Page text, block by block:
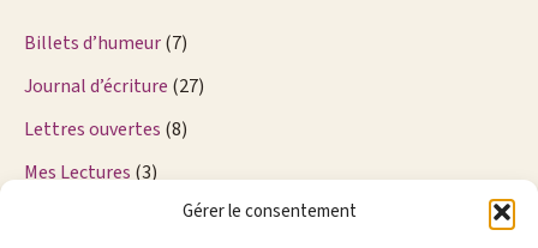
Gérer le consentement
Billets d’humeur(7)
Journal d’écriture (27)
Lettres ouvertes (8)
Mes Lectures (3)